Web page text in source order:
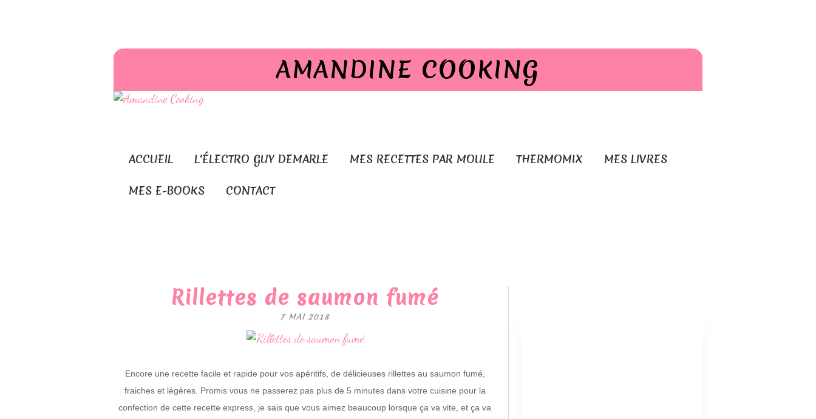
AMANDINE COOKING
ACCUEIL L'ÉLECTRO GUY DEMARLE MES RECETTES PAR MOULE THERMOMIX MES LIVRES
MES E-BOOKS CONTACT
Rillettes de saumon fumé
7 MAI 2018
Encore une recette facile et rapide pour vos apéritifs, de délicieuses rillettes au saumon fumé,
fraiches et légères. Promis vous ne passerez pas plus de 5 minutes dans votre cuisine pour la
confection de cette recette express, je sais que vous aimez beaucoup lorsque ça va vite, et ça va